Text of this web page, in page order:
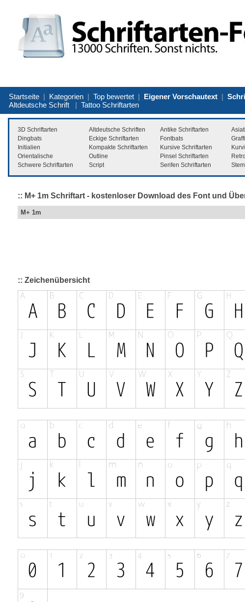
Startseite | Kategorien | Top bewertet | Eigener Vorschautext |
Altdeutsche Schrift | Tattoo Schriftarten
3D Schriftarten Altdeutsche Schriften Antike Schriftarten
Dingbats
Eckige Schriftarten Fontbats
Initialien
Kompakte Schriftarten Kursive Schriftarten
Orientalische
Outline Pinsel Schriftarten
Schwere Schriftarten
Script Serifen Schriftarten
:: M+ 1m Schriftart - kostenloser Download des Font und
M+ 1m
:: Zeichenübersicht